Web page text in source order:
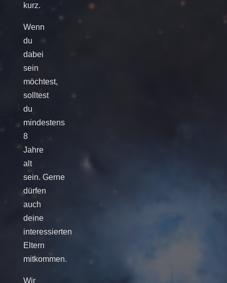
kurz.
Wenn
du
dabei
sein
möchtest,
solltest
du
mindestens
8
Jahre
alt
sein. Gerne
dürfen
auch
deine
interessierten
Eltern
mitkommen.
Wir